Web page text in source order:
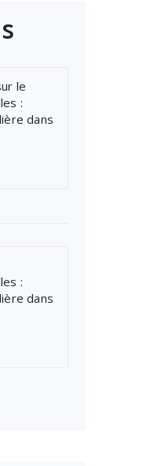
le
:
dans
:
dans